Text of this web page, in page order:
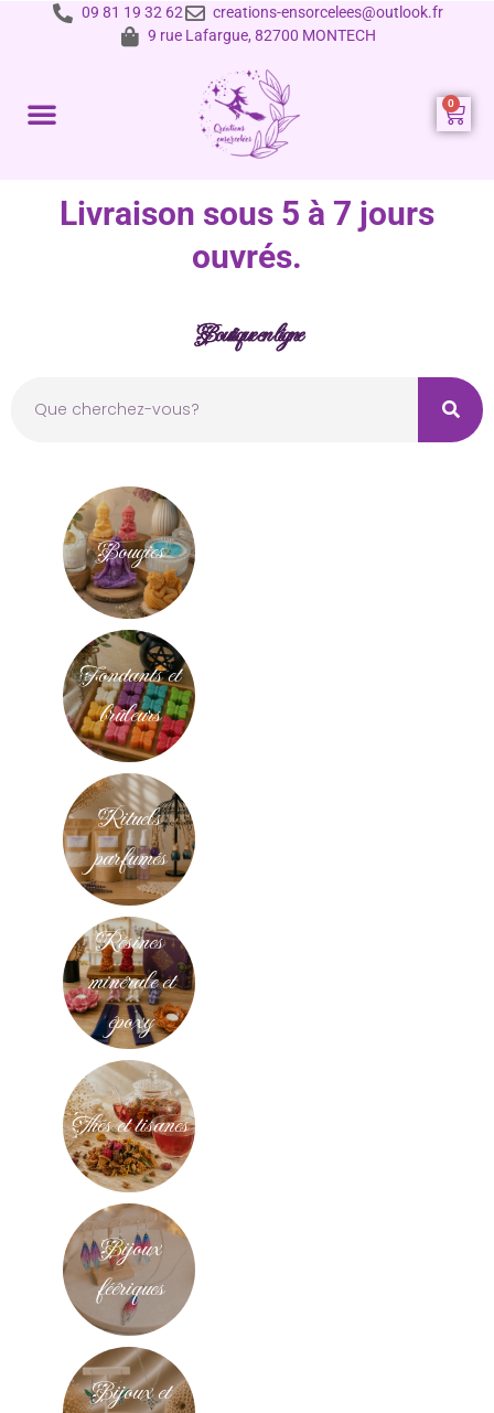
09 81 19 32 62
creations-ensorcelees@outlook.fr
9 rue Lafargue, 82700 MONTECH
Livraison sous 5 à 7 jours
ouvrés.
Boutique en ligne
Bougies
Fondants et
brûleurs
Rituels
parfumés
Résines
minérale et
époxy
Thés et tisanes
Bijoux
féériques
Bijoux et